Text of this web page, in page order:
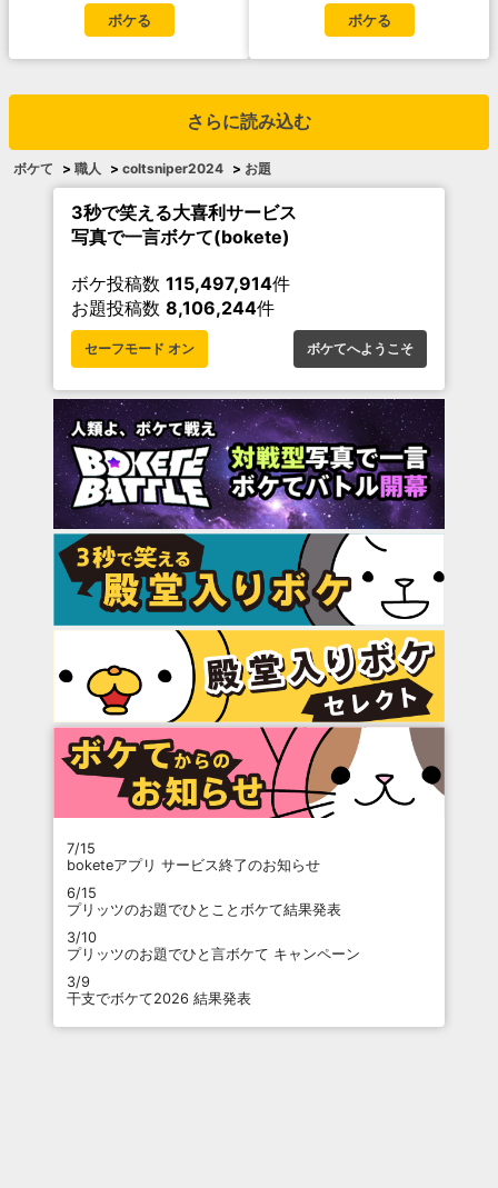
ボケる ボケる
さらに読み込む
ボケて > 職人 > coltsniper2024 > お題
3秒で笑える大喜利サービス
写真で一言ボケて(bokete)
ボケ投稿数 115,497,914件
お題投稿数 8,106,244件
セーフモード オン ボケてへようこそ
7/15
boketeアプリ サービス終了のお知らせ
6/15
プリッツのお題でひとことボケて結果発表
3/10
プリッツのお題でひと言ボケて キャンペーン
3/9
干支でボケて2026 結果発表